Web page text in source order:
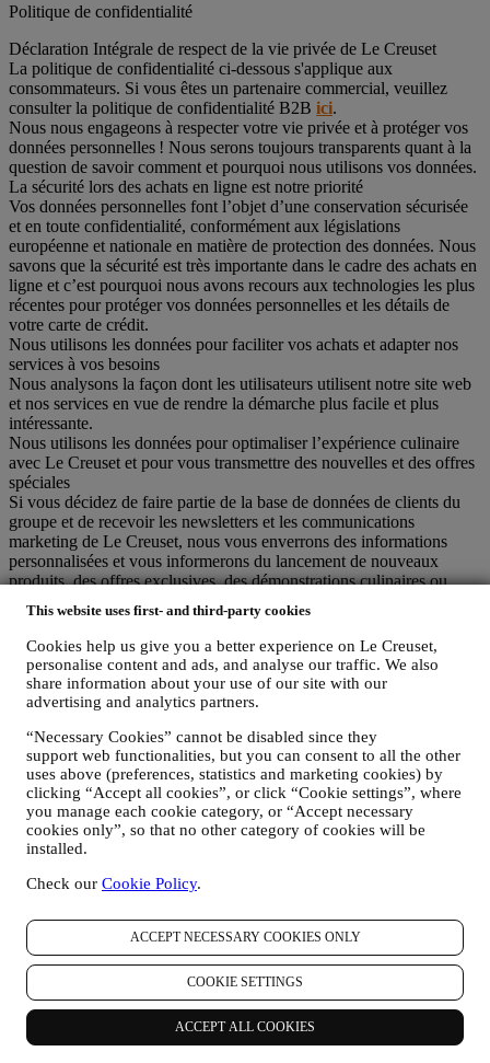
This website uses first- and third-party cookies
Cookies help us give you a better experience on Le Creuset,
personalise content and ads, and analyse our traffic. We also
share information about your use of our site with our
advertising and analytics partners.
“Necessary Cookies” cannot be disabled since they
support web functionalities, but you can consent to all the other
uses above (preferences, statistics and marketing cookies) by
clicking “Accept all cookies”, or click “Cookie settings”, where
you manage each cookie category, or “Accept necessary
cookies only”, so that no other category of cookies will be
installed.
Check our Cookie Policy.
ACCEPT NECESSARY COOKIES ONLY
COOKIE SETTINGS
ACCEPT ALL COOKIES
Politique de confidentialité
Déclaration Intégrale de respect de la vie privée de Le Creuset
La politique de confidentialité ci-dessous s'applique aux
consommateurs. Si vous êtes un partenaire commercial, veuillez
consulter la politique de confidentialité B2B ici.
Nous nous engageons à respecter votre vie privée et à protéger vos
données personnelles ! Nous serons toujours transparents quant à la
question de savoir comment et pourquoi nous utilisons vos données.
La sécurité lors des achats en ligne est notre priorité
Vos données personnelles font l’objet d’une conservation sécurisée
et en toute confidentialité, conformément aux législations
européenne et nationale en matière de protection des données. Nous
savons que la sécurité est très importante dans le cadre des achats en
ligne et c’est pourquoi nous avons recours aux technologies les plus
récentes pour protéger vos données personnelles et les détails de
votre carte de crédit.
Nous utilisons les données pour faciliter vos achats et adapter nos
services à vos besoins
Nous analysons la façon dont les utilisateurs utilisent notre site web
et nos services en vue de rendre la démarche plus facile et plus
intéressante.
Nous utilisons les données pour optimaliser l’expérience culinaire
avec Le Creuset et pour vous transmettre des nouvelles et des offres
spéciales
Si vous décidez de faire partie de la base de données de clients du
groupe et de recevoir les newsletters et les communications
marketing de Le Creuset, nous vous enverrons des informations
personnalisées et vous informerons du lancement de nouveaux
produits, des offres exclusives, des démonstrations culinaires ou
Désabonnement :
Vous pouvez cesser de recevoir nos communications marketing à
tout moment, gratuitement, en utilisant les méthodes indiquées dans
chaque communication (par exemple, pour vous désinscrire de la
newsletter, vous pouvez cliquer sur le lien de désinscription figurant
mettre fin à l'une de nos activités marketing, veuillez nous envoyer
un courrier électronique à l'adresse:privacy@lecreuset.com. Votre
désinscription sera traitée dans les meilleurs délais, mais dans
certaines circonstances, il se peut que vous receviez quelques
communications supplémentaires jusqu'à ce que votre désinscription
soit complètement traitée.
C’est vous qui contrôlez vos données
N'oubliez pas que vous avez le contrôle de vos données et que vous
pouvez gérer vos préférences à tout moment. Nous vous
garantissons de ne jamais transmettre vos données à des
organisations tierces à des fins marketing sans votre autorisation.
Pour toute information ou pour exercer vos droits en matière de
protection de la vie privée, vous pouvez nous envoyer un e-mail à
l'adresse:
problème et nous vous répondrons dans les meilleurs délais.
Avis Intégral de Protection des Données de Le Creuset